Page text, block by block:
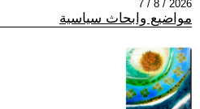
2026 / 8 / 7
مواضيع وابحاث سياسية